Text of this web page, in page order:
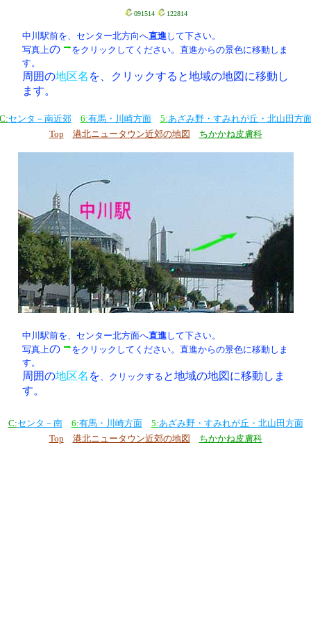
091514 122814
中川駅前を、センター北方向へ直進して下さい。
写真上の
をクリックしてください。直進からの景色に移動しま
す。
周囲の地区名 を、クリックすると地域の地図に移動し
ます。
C:センタ－南近郊 6:有馬・川崎方面 5:あざみ野・すみれが丘・北山田方
Top
港北ニュータウン近郊の地図 ちかかね皮膚科
中川駅前を、センター北方面へ直進して下さい。
写真上の
をクリックしてください。直進からの景色に移動しま
す。
周囲の地区名 を、クリックする と地域の地図に移動しま
す。
C:センタ－南 6:有馬・川崎方面 5:あざみ野・すみれが丘・北山田方面
Top
港北ニュータウン近郊の地図 ちかかね皮膚科